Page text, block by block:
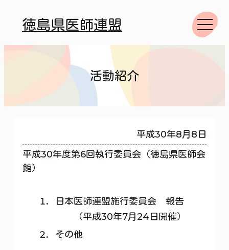
徳島県医師連盟
活動紹介
平成30年度第6回執行委員会（徳島県医師会
館）
平成30年8月8日
日本医師連盟施行委員会 報告
（平成30年7月24日開催）
その他